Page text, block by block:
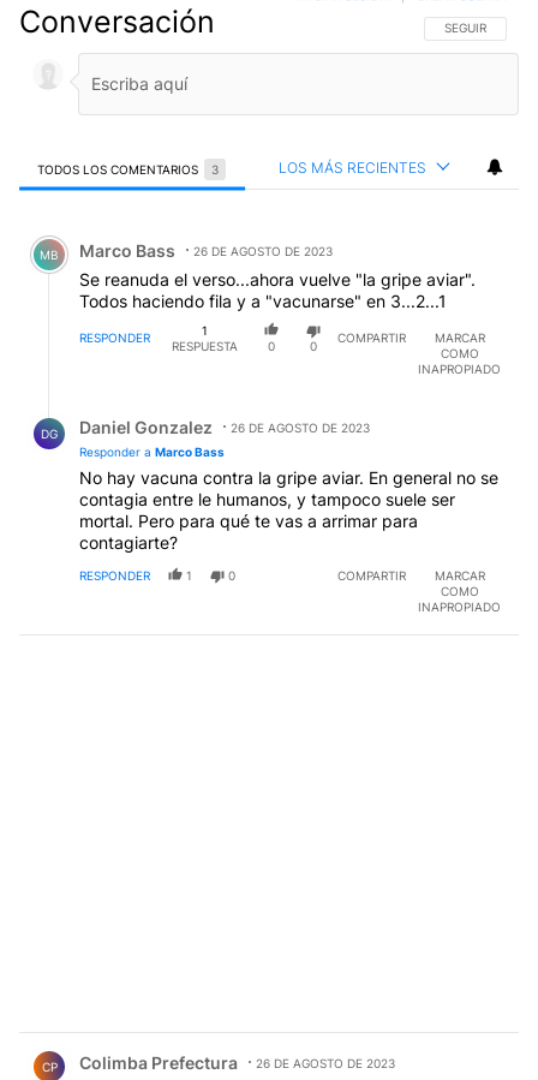
Conversación SIGA ESTA
SEGUIR
TODOS LOS COMENTARIOS 3 LOS MÁS RECIENTES
Comentario de Marco Bass.
MB Marco Bass 26 DE AGOSTO DE 2023
Se reanuda el verso...ahora vuelve "la gripe aviar".
Todos haciendo fila y a "vacunarse" en 3...2...1
RESPONDER
1
RESPUESTA
0 0
COMPARTIR
MARCAR
COMO
INAPROPIADO
DG Daniel Gonzalez
26 DE AGOSTO DE 2023
Responder a Marco Bass
No hay vacuna contra la gripe aviar. En general no se
contagia entre le humanos, y tampoco suele ser
mortal. Pero para qué te vas a arrimar para
contagiarte?
RESPONDER 1 0 COMPARTIR
MARCAR
COMO
INAPROPIADO
CP Colimba Prefectura 26 DE AGOSTO DE 2023